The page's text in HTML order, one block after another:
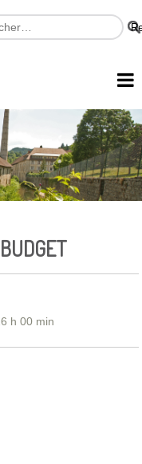
h 00 min